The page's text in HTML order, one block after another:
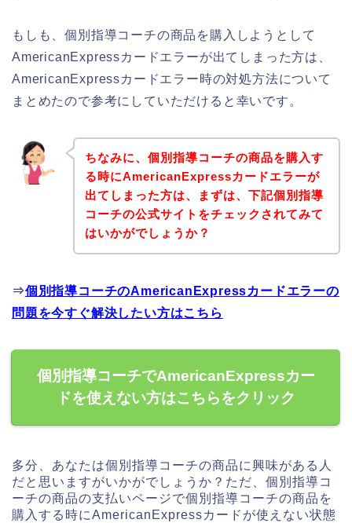
もしも、個別指導コーチの商品を購入しようとして
AmericanExpressカードエラーが出てしまった方は、
AmericanExpressカードエラー時の対処方法について
まとめたので参考にしていただけると幸いです。
ちなみに、個別指導コーチの商品を購入す
る時にAmericanExpressカードエラーが
出てしまった方は、まずは、下記個別指導
コーチの公式サイトをチェックされてみて
はいかがでしょうか？
⇒個別指導コーチのAmericanExpressカードエラーの
問題を今すぐ解決したい方はこちら
個別指導コーチでAmericanExpressカー
ドを使えない方はこちらをクリック
多分、あなたは個別指導コーチの商品に興味がある人
だと思いますがいかがでしょうか？ただ、個別指導コ
ーチの商品の支払いページで個別指導コーチの商品を
購入する時にAmericanExpressカードが使えない状態